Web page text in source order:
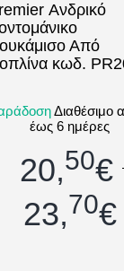
loop=yes]
Ανδρικό
Από
κωδ.
ποιοτικό και
ανδρικό
από
σχεδιασμένο για
επαγγελματική
Διαθέσιμο
έως 6 ημέρες
20,50€
23,70€